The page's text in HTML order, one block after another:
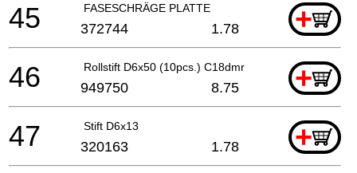
FASESCHRÄGE PLATTE +
45 372744 1.78
Rollstift D6x50 (10pcs.) C18dmr +
46 949750 8.75
Stift D6x13 +
47 320163 1.78